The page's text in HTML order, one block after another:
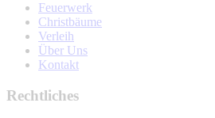
Feuerwerk
Christbäume
Verleih
Über Uns
Kontakt
Rechtliches